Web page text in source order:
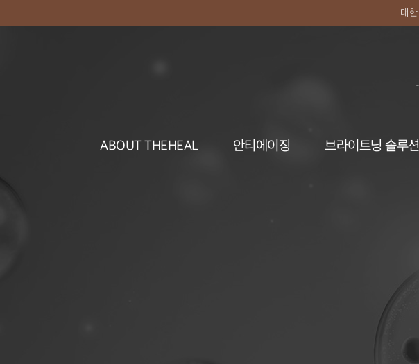
대
ABOUT THEHEAL 안티에이징 브라이트닝 솔루션